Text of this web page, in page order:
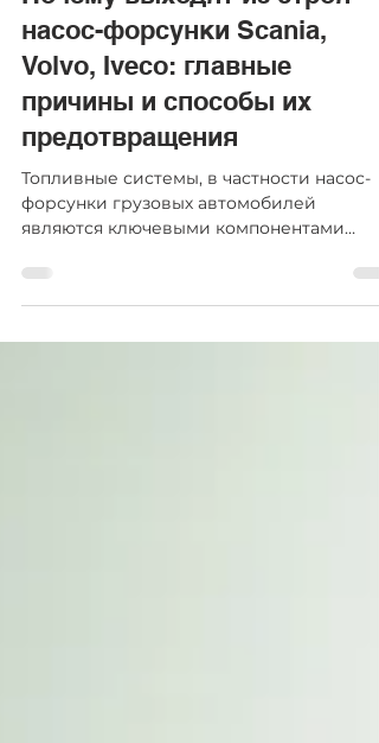
21 апр. 2025 г. 2 мин. чтения
Почему выходят из строя
насос-форсунки Scania,
Volvo, Iveco: главные
причины и способы их
предотвращения
форсунки грузовых автомобилей
являются ключевыми компонентами